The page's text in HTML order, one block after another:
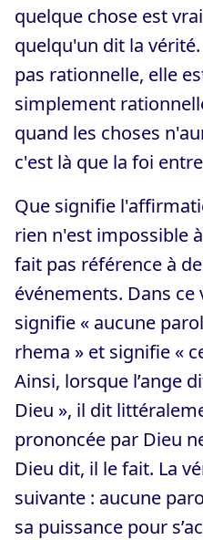
quelque chose est
quelqu'un dit la
pas rationnelle, elle
simplement
quand les choses
c'est là que la foi
Que signifie
rien n'est impossible
fait pas référence à
événements. Dans
signifie « aucune
rhema » et signifie «
Ainsi, lorsque l’ange
Dieu », il dit
prononcée par Dieu
Dieu dit, il le fait. La
suivante : aucune
sa puissance pour